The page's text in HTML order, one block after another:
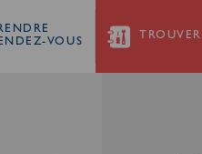
VOUS
TROUVER